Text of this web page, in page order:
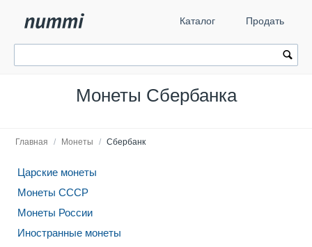
Каталог Продать
Монеты Сбербанка
Главная / Монеты / Сбербанк
Царские монеты
Монеты СССР
Монеты России
Иностранные монеты